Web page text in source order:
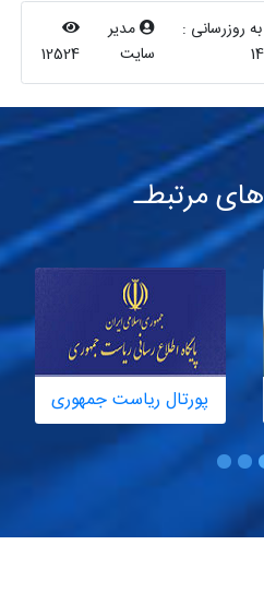
:
مدیر
سایت
12524
مرتبطـ
پورتال ریاست جمهوری